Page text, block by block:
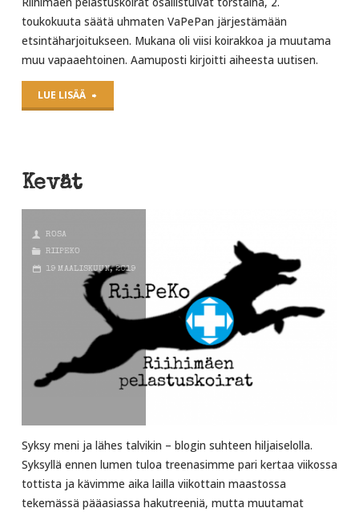
toukokuuta säätä uhmaten VaPePan järjestämään
etsintäharjoitukseen. Mukana oli viisi koirakkoa ja muutama
muu vapaaehtoinen. Aamuposti kirjoitti aiheesta uutisen.
LUE LISÄÄ "VaPePan
Kevät
ROSA
RIIPEKO
19 MAALISKUUN, 2019
Syksy meni ja lähes talvikin – blogin suhteen hiljaiselolla.
Syksyllä ennen lumen tuloa treenasimme pari kertaa viikossa
tottista ja kävimme aika lailla viikottain maastossa
tekemässä pääasiassa hakutreeniä, mutta muutamat